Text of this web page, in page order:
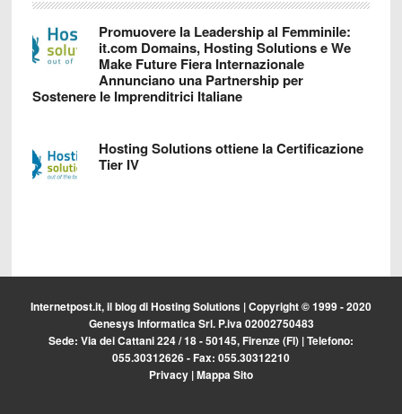
Promuovere la Leadership al Femminile:
it.com Domains, Hosting Solutions e We
Make Future Fiera Internazionale
Annunciano una Partnership per
Sostenere le Imprenditrici Italiane
Hosting Solutions ottiene la Certificazione
Tier IV
Internetpost.it, il blog diHosting Solutions | Copyright © 1999 - 2020
Genesys Informatica Srl. P.iva 02002750483
Sede: Via dei Cattani 224 / 18 - 50145, Firenze (FI) | Telefono:
055.30312626 - Fax: 055.30312210
Privacy |Mappa Sito